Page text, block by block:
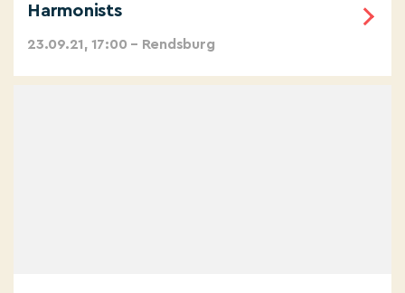
Harmonists
23.09.21, 17:00 – Rendsburg